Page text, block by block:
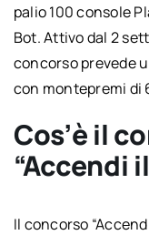
palio 100 console
Bot. Attivo dal 2
concorso prevede
con montepremi di
Cos’è il
“Accendi
Il concorso